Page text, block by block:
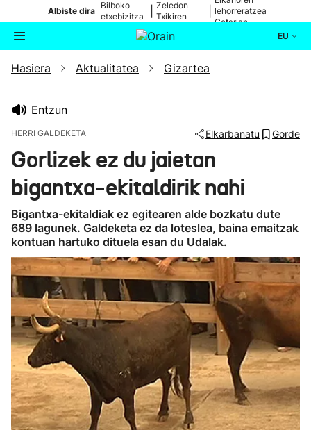
Albiste dira
Bilboko
etxebizitza
Zeledon
Txikiren
lehorreratzea
Getarian
EU
Bilatzailea Aktualitatea
Ikusmiran
Eguraldia
Hasiera Aktualitatea Gizartea
Entzun
HERRI GALDEKETA Elkarbanatu Gorde
Gorlizek ez du jaietan
bigantxa-ekitaldirik nahi
Bigantxa-ekitaldiak ez egitearen alde bozkatu dute
689 lagunek. Galdeketa ez da loteslea, baina emaitzak
kontuan hartuko dituela esan du Udalak.